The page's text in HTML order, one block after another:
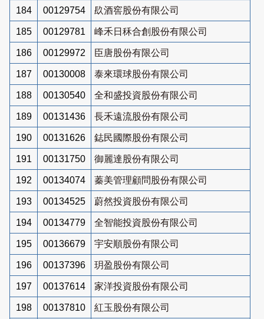
184 00129754 镹酒窖股份有限公司
185 00129781 峰禾日秝合創股份有限公司
186 00129972 臣唐股份有限公司
187 00130008 泰來環球股份有限公司
188 00130540 全和盛投資股份有限公司
189 00131436 長禾遠流股份有限公司
190 00131626 鋕民國際股份有限公司
191 00131750 御麗達股份有限公司
192 00134074 蓁美管理顧問股份有限公司
193 00134525 蔚然投資股份有限公司
194 00134779 全智能投資股份有限公司
195 00136679 宇安順股份有限公司
196 00137396 玥盈股份有限公司
197 00137614 家洋投資股份有限公司
198 00137810 紅玉股份有限公司